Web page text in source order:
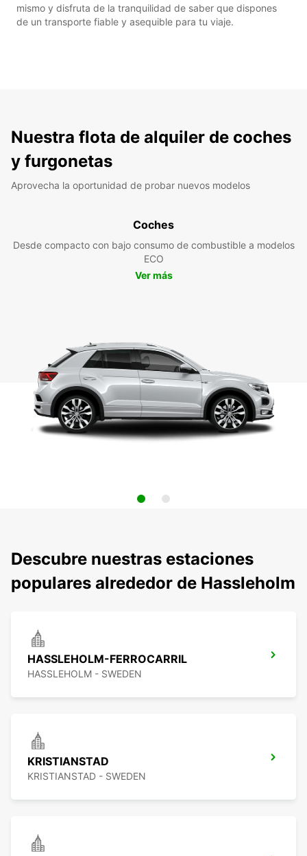
mismo y disfruta de la tranquilidad de saber que dispones
de un transporte fiable y asequible para tu viaje.
Nuestra flota de alquiler de coches
y furgonetas
Aprovecha la oportunidad de probar nuevos modelos
Coches
Desde compacto con bajo consumo de combustible a modelos
ECO
Ver más
Descubre nuestras estaciones
populares alrededor de Hassleholm
HASSLEHOLM-FERROCARRIL
HASSLEHOLM - SWEDEN
KRISTIANSTAD
KRISTIANSTAD - SWEDEN